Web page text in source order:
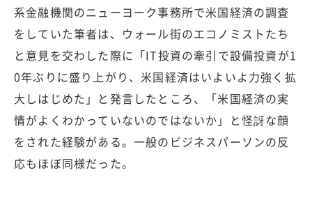
系金融機関のニューヨーク事務所で米国経済の調査
をしていた筆者は、ウォール街のエコノミストたち
と意見を交わした際に「IT投資の牽引で設備投資が1
0年ぶりに盛り上がり、米国経済はいよいよ力強く拡
大しはじめた」と発言したところ、「米国経済の実
情がよくわかっていないのではないか」と怪訝な顔
をされた経験がある。一般のビジネスパーソンの反
応もほぼ同様だった。